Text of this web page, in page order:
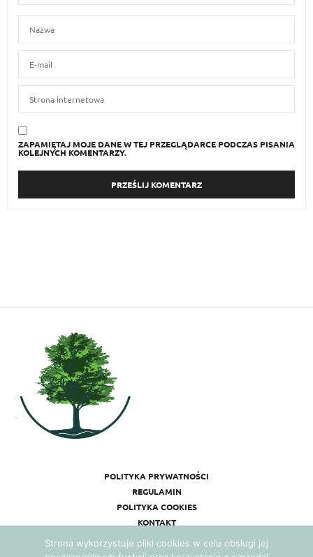
ZAPAMIĘTAJ MOJE DANE W TEJ PRZEGLĄDARCE PODCZAS PISANIA
KOLEJNYCH KOMENTARZY.
POLITYKA PRYWATNOŚCI
REGULAMIN
POLITYKA COOKIES
KONTAKT
Strona wykorzystuje pliki cookies w celu obsługi jej